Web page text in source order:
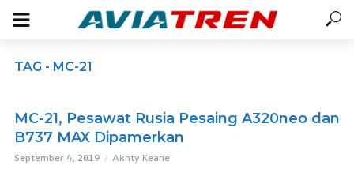
TAG - MC-21
MC-21, Pesawat Rusia Pesaing A320neo dan
B737 MAX Dipamerkan
September 4, 2019 Akhty Keane